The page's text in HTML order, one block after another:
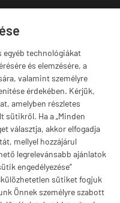
technológiákat
és elemzésére, a
valamint személyre
érdekében. Kérjük,
amelyben részletes
sütikről. Ha a „Minden
választja, akkor elfogadja
mellyel hozzájárul
legrelevánsabb ajánlatok
engedélyezése”
sütiket fogjuk
Önnek személyre szabott